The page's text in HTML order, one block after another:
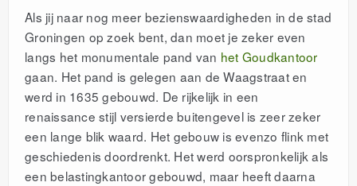
Als jij naar nog meer bezienswaardigheden in de stad
Groningen op zoek bent, dan moet je zeker even
langs het monumentale pand van het Goudkantoor
gaan. Het pand is gelegen aan de Waagstraat en
werd in 1635 gebouwd. De rijkelijk in een
renaissance stijl versierde buitengevel is zeer zeker
een lange blik waard. Het gebouw is evenzo flink met
geschiedenis doordrenkt. Het werd oorspronkelijk als
een belastingkantoor gebouwd, maar heeft daarna